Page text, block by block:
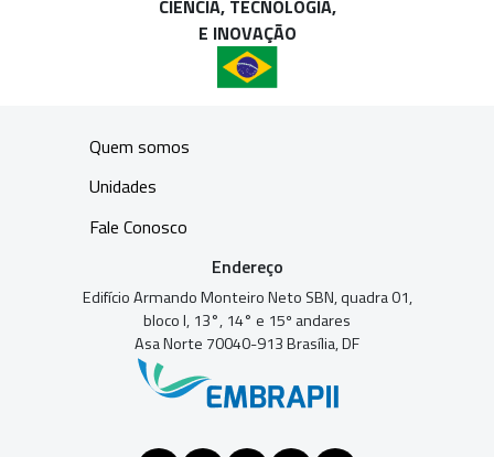
CIÊNCIA, TECNOLOGIA,
E INOVAÇÃO
Quem somos
Unidades
Fale Conosco
Endereço
Edifício Armando Monteiro Neto SBN, quadra 01,
bloco I, 13°, 14° e 15º andares
Asa Norte 70040-913 Brasília, DF